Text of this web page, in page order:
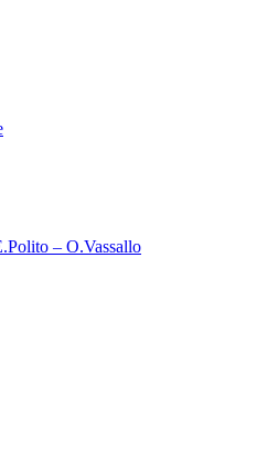
– O.Vassallo